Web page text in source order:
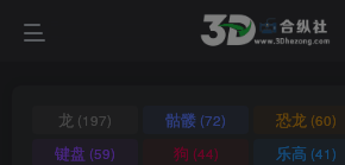
龙 (197) 骷髅 (72) 恐龙 (60)
键盘 (59) 狗 (44) 乐高 (41)